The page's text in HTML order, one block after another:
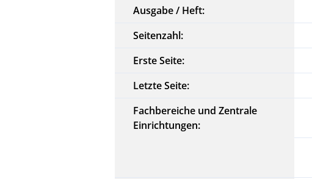
Ausgabe / Heft:
Seitenzahl:
Erste Seite:
Letzte Seite:
Fachbereiche und Zentrale
Einrichtungen: